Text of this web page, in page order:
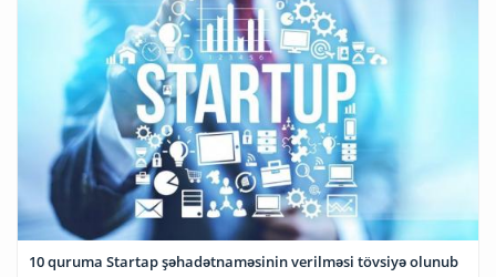
10 quruma Startap şəhadətnaməsinin verilməsi tövsiyə olunub